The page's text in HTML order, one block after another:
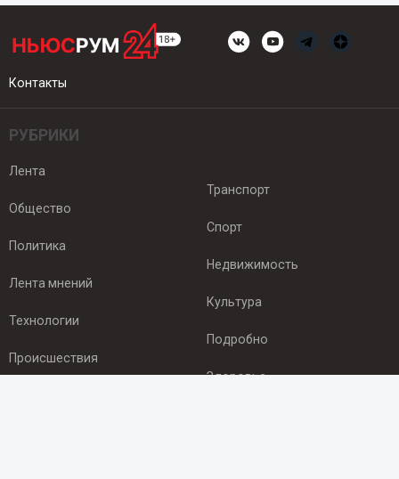
Контакты
РУБРИКИ
Лента
Общество
Политика
Лента мнений
Технологии
Происшествия
Транспорт
Спорт
Недвижимость
Культура
Подробно
Здоровье